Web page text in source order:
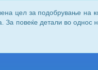
цел за подобрување на
За повеќе детали во однос